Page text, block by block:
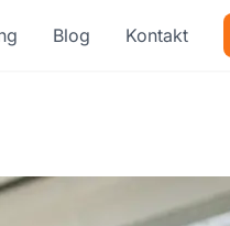
Blog Kontakt